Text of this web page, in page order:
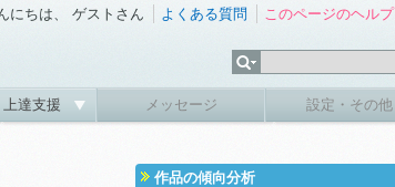
にちは、 ゲストさん よくある質問 このページのヘルプ
達支援 メッセージ 設定・その他
作品の傾向分析